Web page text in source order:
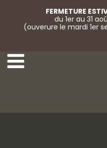
FERMETURE
du 1er au 31
(ouverure le mardi 1er